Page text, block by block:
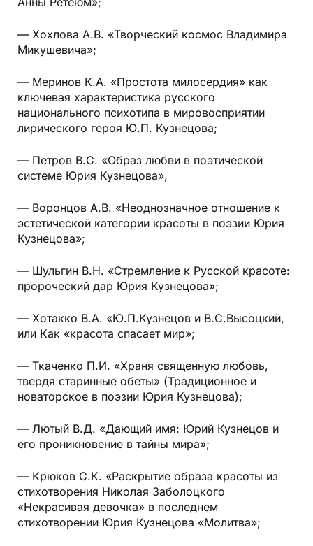
— Хохлова А.В. «Творческий космос Владимира
Микушевича»;
— Меринов К.А. «Простота милосердия» как
ключевая характеристика русского
национального психотипа в мировосприятии
лирического героя Ю.П. Кузнецова;
— Петров В.С. «Образ любви в поэтической
системе Юрия Кузнецова»,
— Воронцов А.В. «Неоднозначное отношение к
эстетической категории красоты в поэзии Юрия
Кузнецова»;
— Шульгин В.Н. «Стремление к Русской красоте:
пророческий дар Юрия Кузнецова»;
— Хотакко В.А. «Ю.П.Кузнецов и В.С.Высоцкий,
или Как «красота спасает мир»;
— Ткаченко П.И. «Храня священную любовь,
твердя старинные обеты» (Традиционное и
новаторское в поэзии Юрия Кузнецова);
— Лютый В.Д. «Дающий имя: Юрий Кузнецов и
его проникновение в тайны мира»;
— Крюков С.К. «Раскрытие образа красоты из
стихотворения Николая Заболоцкого
«Некрасивая девочка» в последнем
стихотворении Юрия Кузнецова «Молитва»;